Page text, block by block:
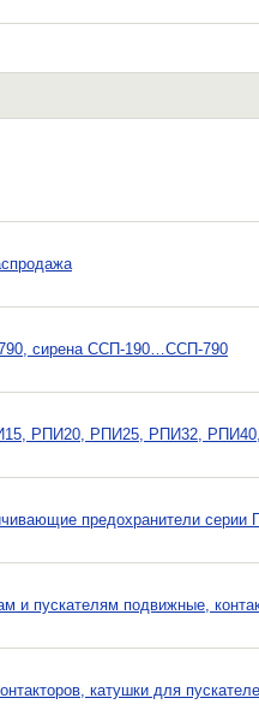
сирена ССП-190…ССП-790
РПИ20, РПИ25, РПИ32,
предохранители серии
и пускателям подвижные,
катушки для